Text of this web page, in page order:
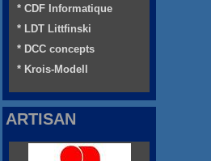
* CDF Informatique
* LDT Littfinski
* DCC concepts
* Krois-Modell
ARTISAN